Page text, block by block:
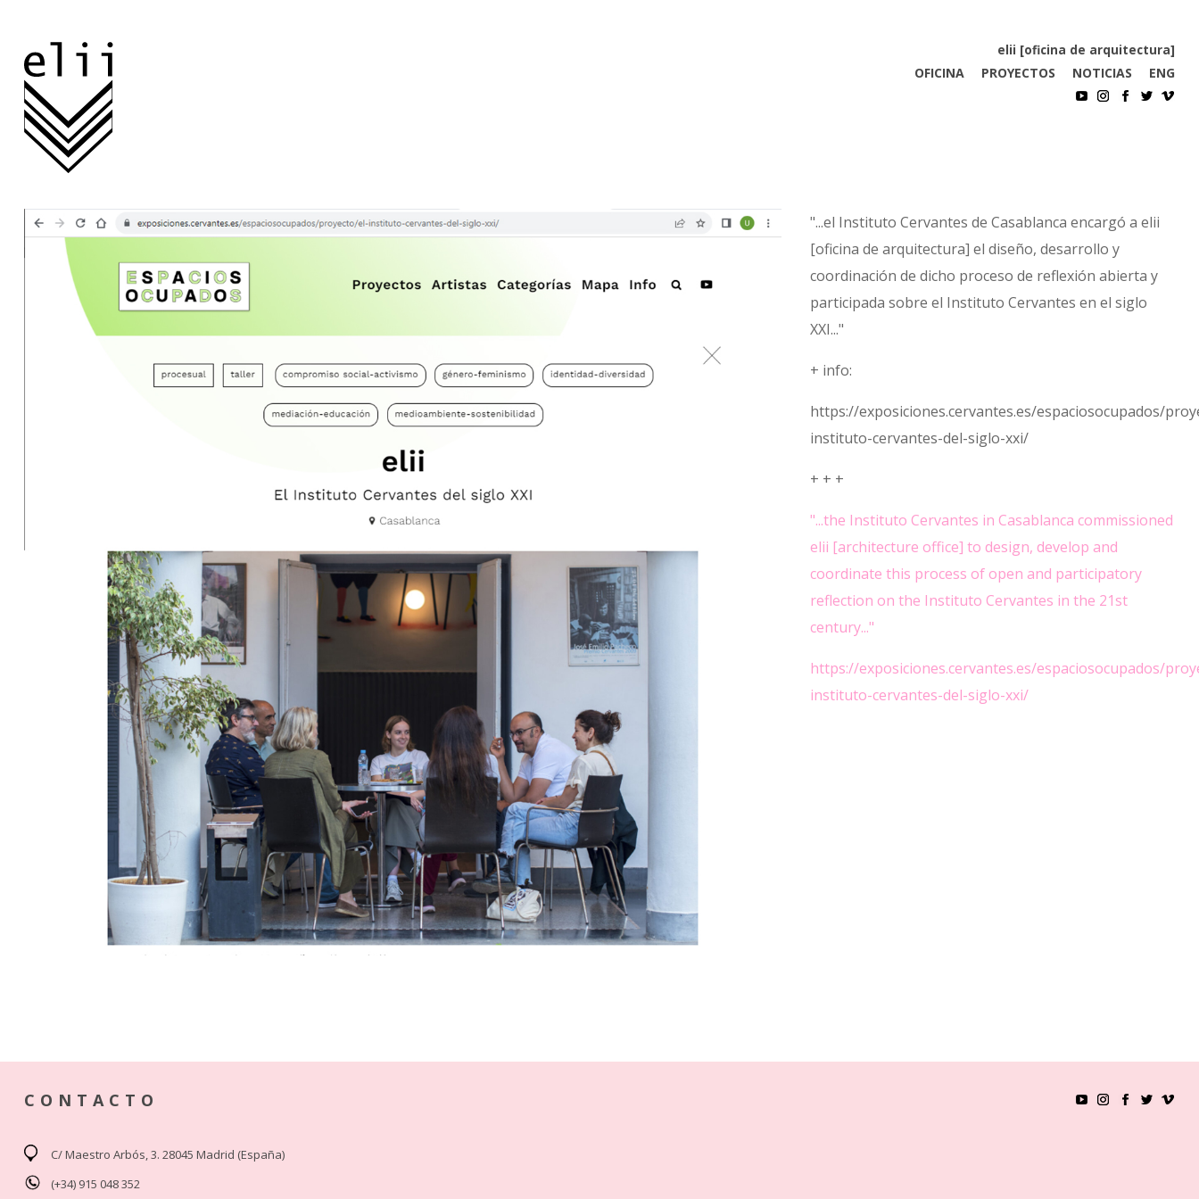
elii [oficina de arquitectura]
OFICINA PROYECTOS NOTICIAS ENG
"...el Instituto Cervantes de Casablanca encargó a elii
[oficina de arquitectura] el diseño, desarrollo y
coordinación de dicho proceso de reflexión abierta y
participada sobre el Instituto Cervantes en el siglo
XXI..."
+ info:
https://exposiciones.cervantes.es/espaciosocupados/
instituto-cervantes-del-siglo-xxi/
+ + +
"...the Instituto Cervantes in Casablanca commissioned
elii [architecture office] to design, develop and
coordinate this process of open and participatory
reflection on the Instituto Cervantes in the 21st
century..."
https://exposiciones.cervantes.es/espaciosocupados/
instituto-cervantes-del-siglo-xxi/
CONTACTO
C/ Maestro Arbós, 3. 28045 Madrid (España)
(+34) 915 048 352